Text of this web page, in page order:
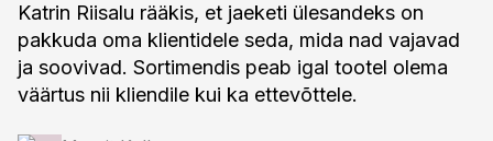
Katrin Riisalu rääkis, et jaeketi ülesandeks on
pakkuda oma klientidele seda, mida nad vajavad
ja soovivad. Sortimendis peab igal tootel olema
väärtus nii kliendile kui ka ettevõttele.